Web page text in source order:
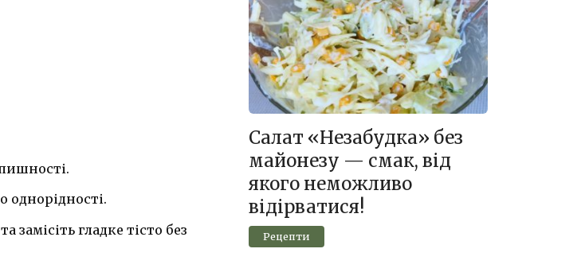
однорідності.
гладке тісто без
Салат «Незабудка» без
майонезу — смак, від
якого неможливо
відірватися!
Рецепти